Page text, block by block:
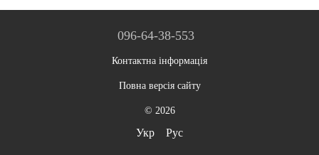
096-64-38-553
Контактна інформація
Повна версія сайту
© 2026
Укр Рус